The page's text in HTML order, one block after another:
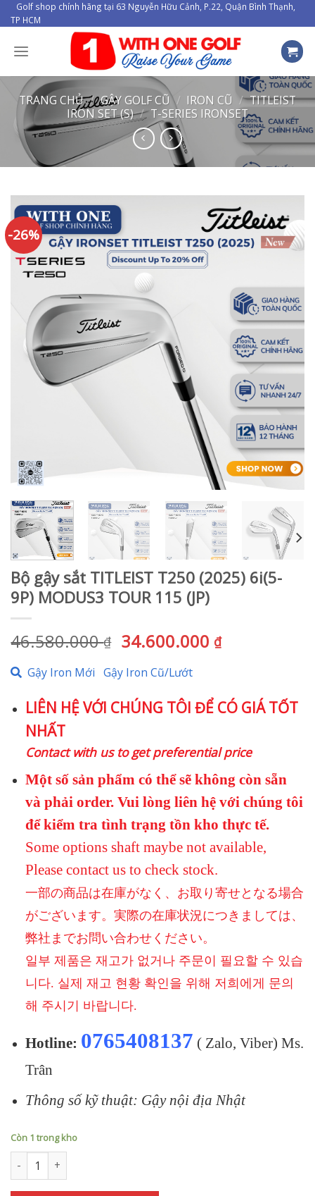
Skip
to
content
Golf shop chính hãng tại 63 Nguyễn Hữu Cảnh, P.22, Quận Bình Thạnh,
TP HCM
TRANG CHỦ / GẬY GOLF CŨ / IRON CŨ / TITLEIST
IRON SET (S) / T-SERIES IRONSET
-26%
Bộ gậy sắt TITLEIST T250 (2025) 6i(5-
9P) MODUS3 TOUR 115 (JP)
46.580.000₫
Giá
là:
46.580.000 ₫.
34.600.000 ₫Giá
là:
34.600.000
Gậy Iron Mới Gậy Iron Cũ/Lướt
LIÊN HỆ VỚI CHÚNG TÔI ĐỂ CÓ GIÁ TỐT
NHẤT
Contact with us to get preferential price
Một số sản phẩm có thể sẽ không còn sẵn
và phải order. Vui lòng liên hệ với chúng tôi
để kiểm tra tình trạng tồn kho thực tế.
Some options shaft maybe not available,
Please contact us to check stock.
一部の商品は在庫がなく、お取り寄せとなる場合
がございます。実際の在庫状況につきましては、
弊社までお問い合わせください。
일부 제품은 재고가 없거나 주문이 필요할 수 있습
니다. 실제 재고 현황 확인을 위해 저희에게 문의
해 주시기 바랍니다.
Hotline: 0765408137 ( Zalo, Viber) Ms.
Trân
Thông số kỹ thuật: Gậy nội địa Nhật
Còn 1 trong kho
Bộ gậy sắt TITLEIST T250 (2025) 6i(5-9P) MODUS3 TOUR 115